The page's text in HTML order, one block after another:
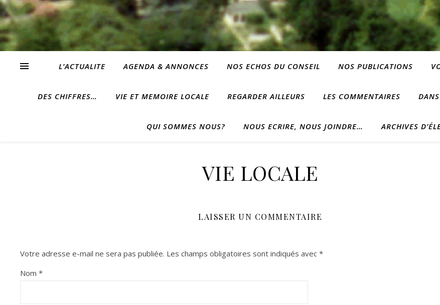
L’ACTUALITE AGENDA & ANNONCES NOS ECHOS DU CONSEIL NOS PUBLICATIONS
DES CHIFFRES… VIE ET MEMOIRE LOCALE REGARDER AILLEURS LES COMMENTAIRES
QUI SOMMES NOUS? NOUS ECRIRE, NOUS JOINDRE… ARCHIVES
VIE LOCALE
LAISSER UN COMMENTAIRE
Votre adresse e-mail ne sera pas publiée. Les champs obligatoires sont indiqués avec *
Nom *